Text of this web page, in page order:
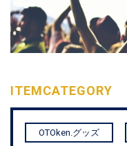
ITEMCATEGORY
OTOken.グッズ